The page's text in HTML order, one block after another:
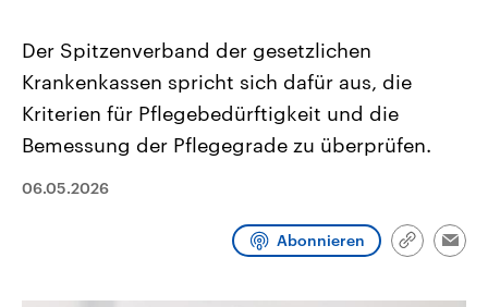
Landtagswahl Sachsen-Anhalt
2026
Alle Informationen
Sachsen-Anhalt wählt am 6.
Landtag. Seit 2021 wird das
Wahlprogramme, aktuelle Berichte
und Kandidaten der anstehenden
USA
Aktuelle Beiträge,
Hintergründe
Wirtschaftlich und
aktuelle Weltgeschehen.
Der Spitzenverband der gesetzlichen
Krankenkassen spricht sich dafür aus, die
Kriterien für Pflegebedürftigkeit und die
Bemessung der Pflegegrade zu überprüfen.
06.05.2026
Abonnieren
Link